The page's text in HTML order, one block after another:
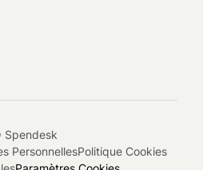
Spendesk
PersonnellesPolitique Cookies